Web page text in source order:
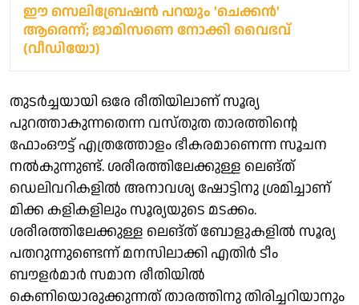
ഈ സെലിബ്രേഷൻ പറയും 'ചെക്കൻ'
ആരെന്ന്; ജാമിസണെ നോക്കി വൈഭവ്
(വീഡിയോ)
തുടർച്ചയായി ഒരേ രീതിയിലാണ് സൂര്യ
പുറത്താകുന്നതെന്ന വസ്തുത താരത്തിന്റെ
ഫോംഔട്ട് എത്രത്തോളം ഭീകരമാണെന്ന സൂചന
നൽകുന്നുണ്ട്. ശരീരത്തിലേക്കുള്ള ലെങ്ത്
ഡെലിവറികളിൽ അനാവശ്യ ഷോട്ടിനു ശ്രമിച്ചാണ്
മിക്ക കളികളിലും സൂര്യയുടെ മടക്കം.
ശരീരത്തിലേക്കുള്ള ലെങ്ത് ബോളുകളിൽ സൂര്യ
പതറുന്നുണ്ടെന്ന് മനസിലാക്കി എതിർ ടീം
ബൗളർമാർ സമാന രീതിയിൽ
കെണിയൊരുക്കുന്നത് താരത്തിനു തിരിച്ചറിയാനും